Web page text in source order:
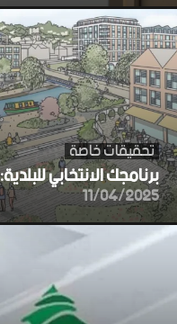
تحقيقات خاصة
برنامجك الانتخابي
11/04/2025